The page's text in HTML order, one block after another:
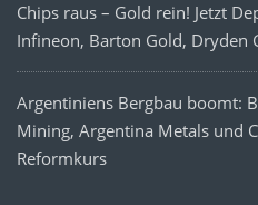
Chips raus – Gold rein! Jetzt
Infineon, Barton Gold, Dryden
Argentiniens Bergbau boomt:
Mining, Argentina Metals und
Reformkurs